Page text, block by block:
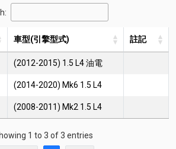
車型(引擎型式) 註記
(2012-2015) 1.5 L4 油電
(2014-2020) Mk6 1.5 L4
(2008-2011) Mk2 1.5 L4
1 to 3 of 3 entries